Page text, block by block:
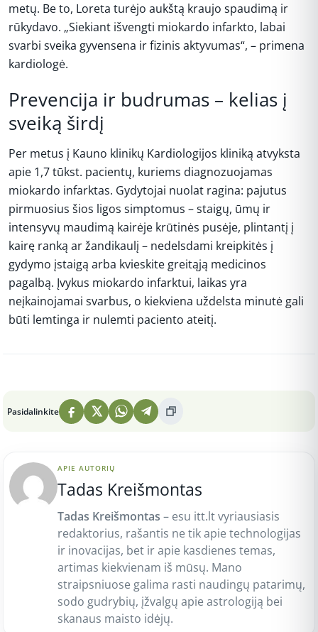
metų. Be to, Loreta turėjo aukštą kraujo spaudimą ir
rūkydavo. „Siekiant išvengti miokardo infarkto, labai
svarbi sveika gyvensena ir fizinis aktyvumas“, – primena
kardiologė.
Prevencija ir budrumas – kelias į
sveiką širdį
Per metus į Kauno klinikų Kardiologijos kliniką atvyksta
apie 1,7 tūkst. pacientų, kuriems diagnozuojamas
miokardo infarktas. Gydytojai nuolat ragina: pajutus
pirmuosius šios ligos simptomus – staigų, ūmų ir
intensyvų maudimą kairėje krūtinės pusėje, plintantį į
kairę ranką ar žandikaulį – nedelsdami kreipkitės į
gydymo įstaigą arba kvieskite greitąją medicinos
pagalbą. Įvykus miokardo infarktui, laikas yra
neįkainojamai svarbus, o kiekviena uždelsta minutė gali
būti lemtinga ir nulemti paciento ateitį.
Pasidalinkite
APIE AUTORIŲ
Tadas Kreišmontas
Tadas Kreišmontas – esu itt.lt vyriausiasis
redaktorius, rašantis ne tik apie technologijas
ir inovacijas, bet ir apie kasdienes temas,
artimas kiekvienam iš mūsų. Mano
straipsniuose galima rasti naudingų patarimų,
sodo gudrybių, įžvalgų apie astrologiją bei
skanaus maisto idėjų.